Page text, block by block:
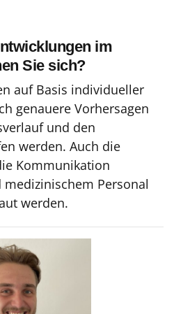
im
Sie sich?
auf Basis individueller
genauere Vorhersagen
und den
werden. Auch die
Kommunikation
Personal
werden.